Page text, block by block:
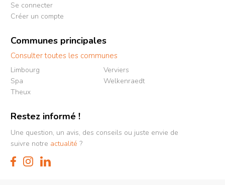
Se connecter
Créer un compte
Communes principales
Consulter toutes les communes
Limbourg
Spa
Theux
Verviers
Welkenraedt
Restez informé !
Une question, un avis, des conseils ou juste envie de
suivre notre actualité ?